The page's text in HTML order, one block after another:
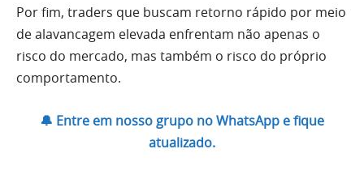
Por fim, traders que buscam retorno rápido por meio
de alavancagem elevada enfrentam não apenas o
risco do mercado, mas também o risco do próprio
comportamento.
🔔 Entre em nosso grupo no WhatsApp e fique
atualizado.